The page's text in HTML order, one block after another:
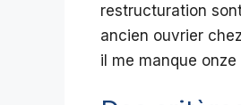
restructuration
ancien ouvrier
il me manque